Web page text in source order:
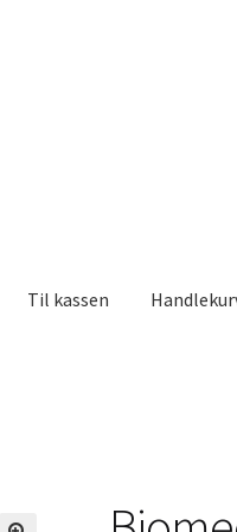
Til kassen